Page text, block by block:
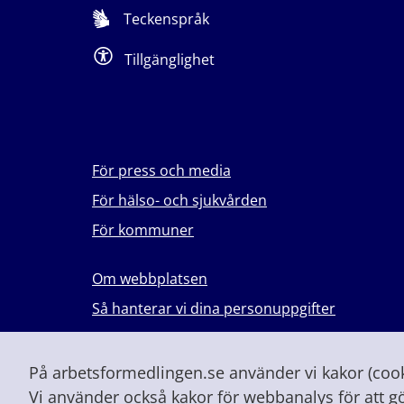
På arbetsformedlingen.se använder vi kakor
Vi använder också kakor för webbanalys för att
Teckenspråk
Tillgänglighet
För press och media
För hälso- och sjukvården
För kommuner
Om webbplatsen
Så hanterar vi dina personuppgifter
Lever du med våld i en nära relation?
Vid höjd beredskap och krig